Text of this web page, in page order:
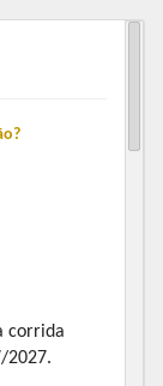
corrida
2027.